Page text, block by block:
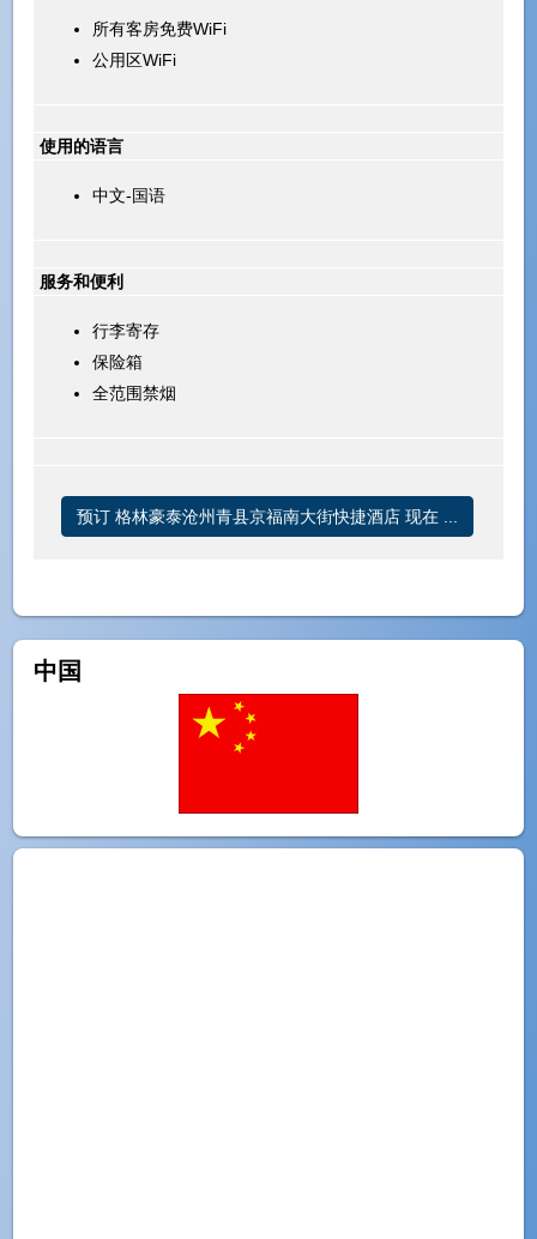
所有客房免费WiFi
公用区WiFi
使用的语言
中文-国语
服务和便利
行李寄存
保险箱
全范围禁烟
预订 格林豪泰沧州青县京福南大街快捷酒店 现在 ...
中国